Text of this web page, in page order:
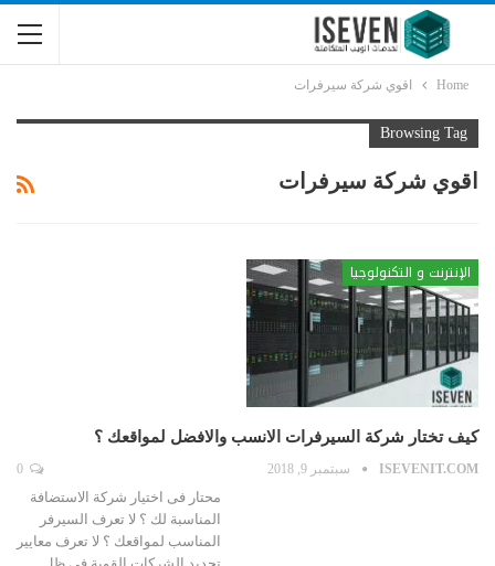
Home اقوي شركة سيرفرات
Browsing Tag
اقوي شركة سيرفرات
الإنترنت و التكنولوجيا
كيف تختار شركة السيرفرات الانسب والافضل لمواقعك ؟
ISEVENIT.COM سبتمبر 9, 2018
محتار فى اختيار شركة الاستضافة
المناسبة لك ؟ لا تعرف السيرفر
المناسب لمواقعك ؟ لا تعرف معايير